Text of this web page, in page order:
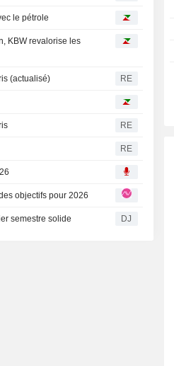
le pétrole
KBW revalorise les
(actualisé) RE
RE
RE
des objectifs pour 2026
semestre solide DJ